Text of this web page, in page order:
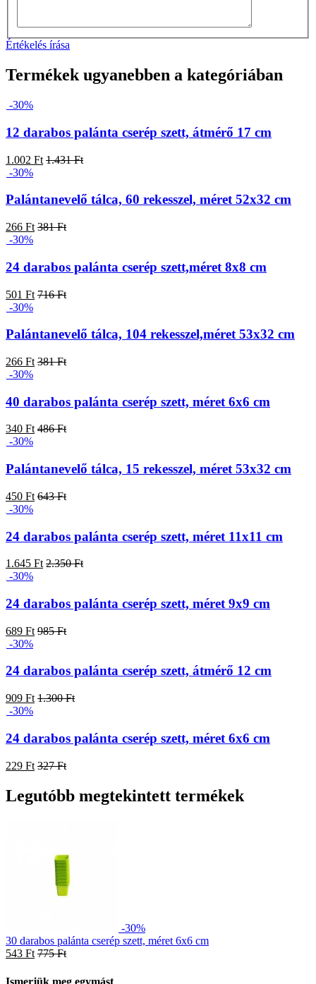
Értékelés írása
Termékek ugyanebben a kategóriában
-30%
12 darabos palánta cserép szett, átmérő 17 cm
1.002 Ft 1.431 Ft
-30%
Palántanevelő tálca, 60 rekesszel, méret 52x32 cm
266 Ft 381 Ft
-30%
24 darabos palánta cserép szett,méret 8x8 cm
501 Ft 716 Ft
-30%
Palántanevelő tálca, 104 rekesszel,méret 53x32 cm
266 Ft 381 Ft
-30%
40 darabos palánta cserép szett, méret 6x6 cm
340 Ft 486 Ft
-30%
Palántanevelő tálca, 15 rekesszel, méret 53x32 cm
450 Ft 643 Ft
-30%
24 darabos palánta cserép szett, méret 11x11 cm
1.645 Ft 2.350 Ft
-30%
24 darabos palánta cserép szett, méret 9x9 cm
689 Ft 985 Ft
-30%
24 darabos palánta cserép szett, átmérő 12 cm
909 Ft 1.300 Ft
-30%
24 darabos palánta cserép szett, méret 6x6 cm
229 Ft 327 Ft
Legutóbb megtekintett termékek
-30%
30 darabos palánta cserép szett, méret 6x6 cm
543 Ft 775 Ft
Ismerjük meg egymást